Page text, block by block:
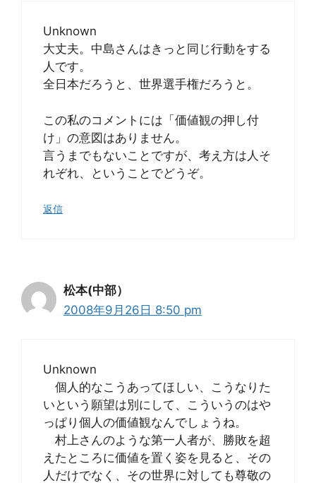
Unknown
大丈夫。中島さんはきっと同じ行動をする
人です。
全日本だろうと、世界選手権だろうと。
この私のコメントには「価値観の押し付
け」の意図はありません。
言うまでもないことですが、考え方は人そ
れぞれ、ということでどうぞ。
返信
松本(中部）
2008年9月26日 8:50 pm
Unknown
個人的なこうあってほしい、こうなりた
いという願望は別にして、こういうのはや
っぱり個人の価値観なんでしょうね。
村上さんのような第一人者が、勝敗を超
えたところに価値を置く姿を見ると、その
人だけでなく、その世界に対しても尊敬の